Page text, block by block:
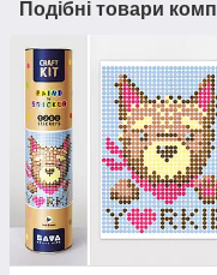
Подібні товари